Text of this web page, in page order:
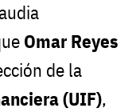
Omar Reyes
de la
(UIF),